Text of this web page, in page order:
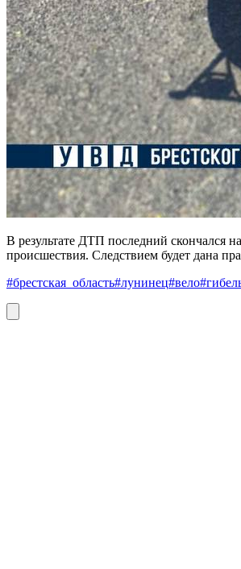
В результате ДТП последний скончался
происшествия. Следствием будет дана
#брестская_область#лунинец#вело